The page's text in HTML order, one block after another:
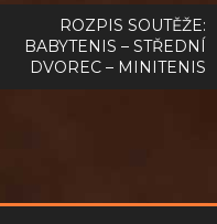
ROZPIS SOUTĚŽE:
BABYTENIS – STŘEDNÍ
DVOREC – MINITENIS